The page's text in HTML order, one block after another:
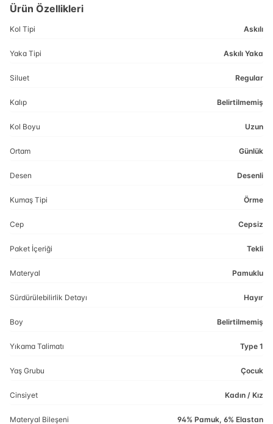
Ürün Özellikleri
Kol Tipi Askılı
Yaka Tipi Askılı Yaka
Siluet Regular
Kalıp Belirtilmemiş
Kol Boyu Uzun
Ortam Günlük
Desen Desenli
Kumaş Tipi Örme
Cep Cepsiz
Paket İçeriği Tekli
Materyal Pamuklu
Sürdürülebilirlik Detayı Hayır
Boy Belirtilmemiş
Yıkama Talimatı Type 1
Yaş Grubu Çocuk
Cinsiyet Kadın / Kız
Materyal Bileşeni 94% Pamuk, 6% Elastan